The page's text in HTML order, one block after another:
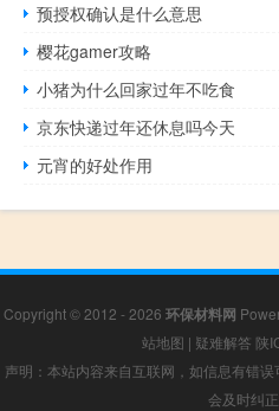
预授权确认是什么意思
樱花gamer攻略
小猪为什么回家过年不吃食
京东快递过年还休息吗今天
元宵的好处作用
Copyright © 2012 - 2026 环保材料网
站地图 | 疑难解答 陕
声明：本站内容来自互联网，如信息有错
会及时纠